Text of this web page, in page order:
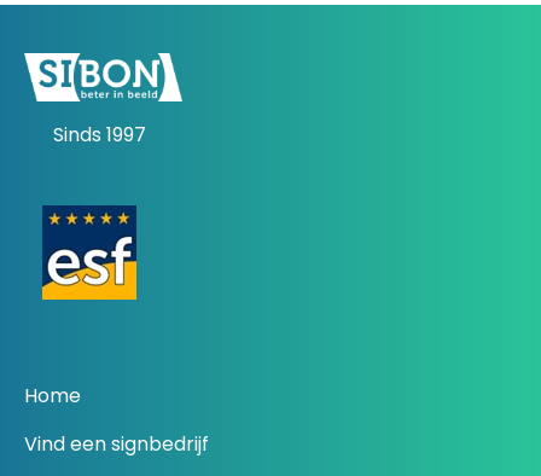
Sinds 1997
Home
Vind een signbedrijf